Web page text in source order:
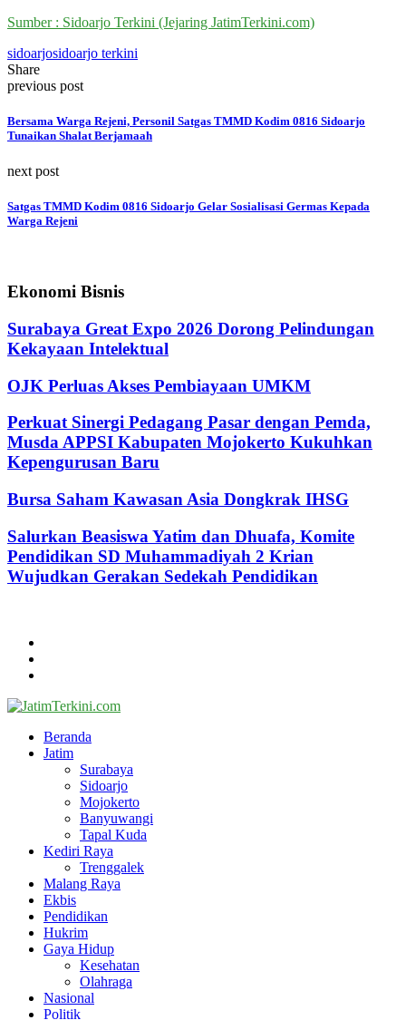
Sumber : Sidoarjo Terkini (Jejaring JatimTerkini.com)
sidoarjosidoarjo terkini
Share
previous post
Bersama Warga Rejeni, Personil Satgas TMMD Kodim 0816 Sidoarjo
Tunaikan Shalat Berjamaah
next post
Satgas TMMD Kodim 0816 Sidoarjo Gelar Sosialisasi Germas Kepada
Warga Rejeni
Ekonomi Bisnis
Surabaya Great Expo 2026 Dorong Pelindungan
Kekayaan Intelektual
OJK Perluas Akses Pembiayaan UMKM
Perkuat Sinergi Pedagang Pasar dengan Pemda,
Musda APPSI Kabupaten Mojokerto Kukuhkan
Kepengurusan Baru
Bursa Saham Kawasan Asia Dongkrak IHSG
Salurkan Beasiswa Yatim dan Dhuafa, Komite
Pendidikan SD Muhammadiyah 2 Krian
Wujudkan Gerakan Sedekah Pendidikan
Beranda
Jatim
Surabaya
Sidoarjo
Mojokerto
Banyuwangi
Tapal Kuda
Kediri Raya
Trenggalek
Malang Raya
Ekbis
Pendidikan
Hukrim
Gaya Hidup
Kesehatan
Olahraga
Nasional
Politik